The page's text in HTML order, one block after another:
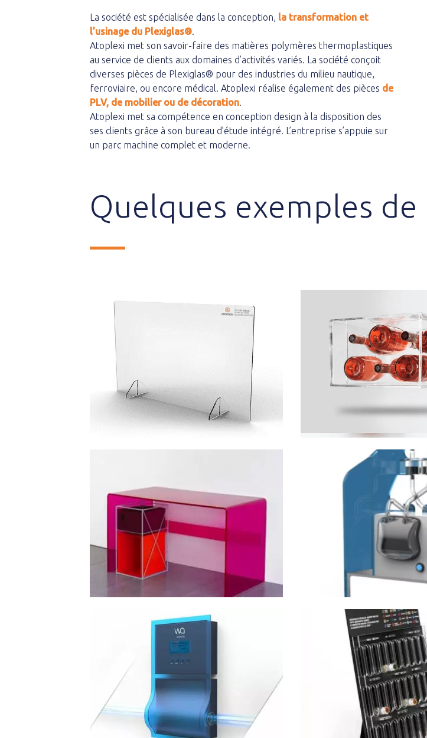
La société est spécialisée dans la conception,
la transformation et
l’usinage du Plexiglas®
Atoplexi met son savoir-faire des matières polymères thermoplastiques
au service de clients aux domaines d’activités variés. La société conçoit
diverses pièces de Plexiglas® pour des industries du milieu nautique,
ferroviaire, ou encore médical. Atoplexi réalise également des pièces de
PLV, de mobilierou de décoration
Atoplexi met sa compétence en conception design à la disposition des
ses clients grâce à son bureau d’étude intégré. L’entreprise s’appuie sur
un parc machine complet et moderne.
Quelques exemples de